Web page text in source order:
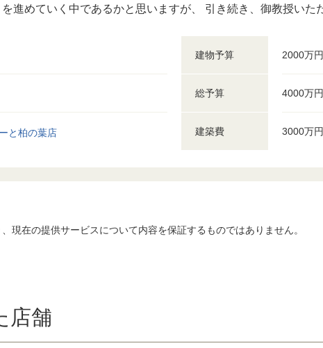
進めていく中であるかと思いますが、 引き続き、御教授いた
と柏の葉店
建物予算 2000万
総予算 4000万
建築費 3000万
現在の提供サービスについて内容を保証するものではありません。
店舗